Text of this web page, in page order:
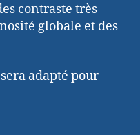
contraste très
globale et des
adapté pour